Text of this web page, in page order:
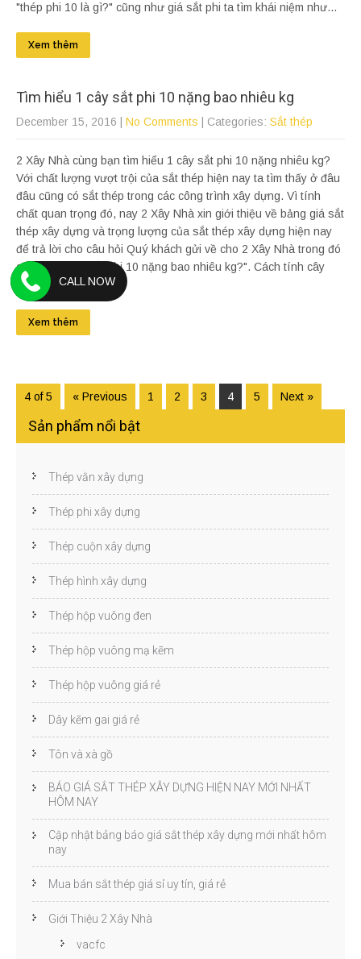
"thép phi 10 là gì?" cũng như giá sắt phi ta tìm khái niệm như...
Xem thêm
Tìm hiểu 1 cây sắt phi 10 nặng bao nhiêu kg
December 15, 2016 No Comments | Categories: Sắt thép
2 Xây Nhà cùng bạn tìm hiểu 1 cây sắt phi 10 nặng nhiêu kg?
Với chất lượng vượt trội của sắt thép hiện nay ta tìm thấy ở đâu
đâu cũng có sắt thép trong các công trình xây dựng. Vì tính
chất quan trọng đó, nay 2 Xây Nhà xin giới thiệu về bảng giá sắt
thép xây dựng và trọng lượng của sắt thép xây dựng hiện nay
để trả lời cho câu hỏi Quý khách gửi về cho 2 Xây Nhà trong đó
có câu "1 cây sắt phi 10 nặng bao nhiêu kg?". Cách tính cây
sắt...
Xem thêm
4 of 5 « Previous 1 2 3 4 5 Next »
Sản phẩm nổi bật
Thép vằn xây dựng
Thép phi xây dựng
Thép cuộn xây dựng
Thép hình xây dựng
Thép hộp vuông đen
Thép hộp vuông mạ kẽm
Thép hộp vuông giá rẻ
Dây kẽm gai giá rẻ
Tôn và xà gồ
BÁO GIÁ SẮT THÉP XÂY DỰNG HIỆN NAY MỚI NHẤT
HÔM NAY
Cập nhật bảng báo giá sắt thép xây dựng mới nhất hôm
nay
Mua bán sắt thép giá sỉ uy tín, giá rẻ
Giới Thiệu 2 Xây Nhà
vacfc
CALL NOW